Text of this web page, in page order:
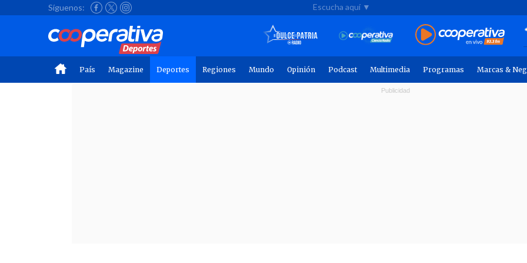
Síguenos: Escucha aquí ▼
País Magazine Deportes Regiones Mundo Opinión Podcast Multimedia Programas Marcas &